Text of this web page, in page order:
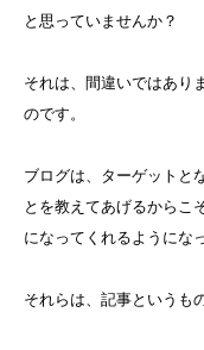
と思っていませんか？
それは、間違いではあり
のです。
ブログは、ターゲットと
とを教えてあげるからこ
になってくれるようにな
それらは、記事というも